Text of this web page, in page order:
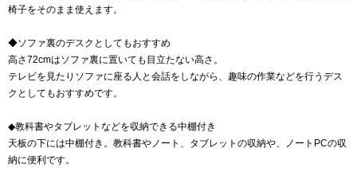
椅子をそのまま使えます。
◆ソファ裏のデスクとしてもおすすめ
高さ72cmはソファ裏に置いても目立たない高さ。
テレビを見たりソファに座る人と会話をしながら、趣味の作業などを行うデス
クとしてもおすすめです。
◆教科書やタブレットなどを収納できる中棚付き
天板の下には中棚付き。教科書やノート、タブレットの収納や、ノートPCの収
納に便利です。